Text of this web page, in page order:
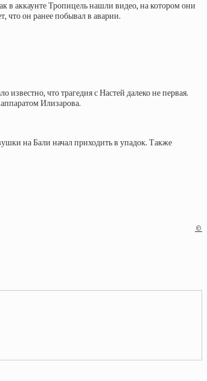
в аккаунте Тропицель нашли видео, на котором они
что он ранее побывал в аварии.
что трагедия с Настей далеко не первая.
Илизарова.
на Бали начал приходить в упадок. Также
©